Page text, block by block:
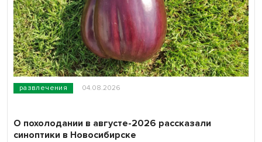
развлечения 04.08.2026
О похолодании в августе-2026 рассказали
синоптики в Новосибирске